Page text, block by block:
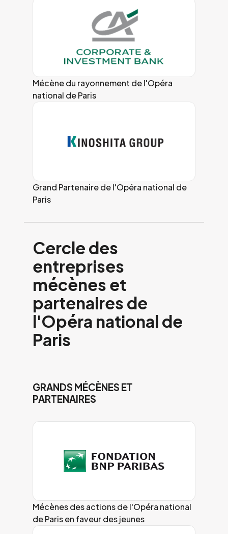
Mécène du rayonnement de l'Opéra
national de Paris
Grand Partenaire de l'Opéra national de
Paris
Cercle des
entreprises
mécènes et
partenaires de
l'Opéra national de
Paris
GRANDS MÉCÈNES ET
PARTENAIRES
Mécènes des actions de l'Opéra national
de Paris en faveur des jeunes